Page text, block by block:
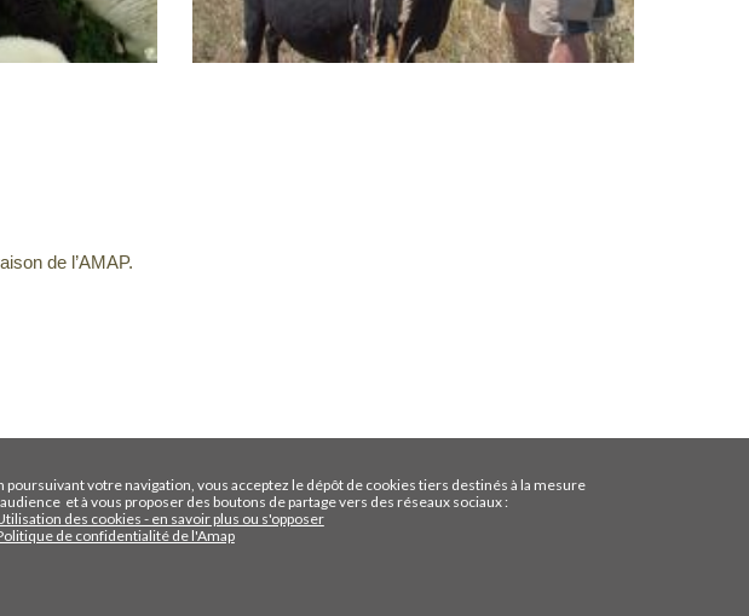
de l’AMAP.
poursuivant votre navigation, vous acceptez le dépôt de cookies tiers destinés à la mesure
et à vous proposer des boutons de partage vers des réseaux sociaux :
des cookies - en savoir plus ou s'opposer
de confidentialité de l'Amap